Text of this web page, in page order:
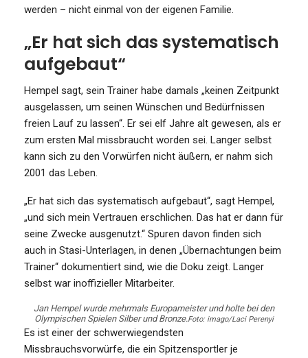
werden – nicht einmal von der eigenen Familie.
„Er hat sich das systematisch
aufgebaut“
Hempel sagt, sein Trainer habe damals „keinen Zeitpunkt
ausgelassen, um seinen Wünschen und Bedürfnissen
freien Lauf zu lassen“. Er sei elf Jahre alt gewesen, als er
zum ersten Mal missbraucht worden sei. Langer selbst
kann sich zu den Vorwürfen nicht äußern, er nahm sich
2001 das Leben.
„Er hat sich das systematisch aufgebaut“, sagt Hempel,
„und sich mein Vertrauen erschlichen. Das hat er dann für
seine Zwecke ausgenutzt.“ Spuren davon finden sich
auch in Stasi-Unterlagen, in denen „Übernachtungen beim
Trainer“ dokumentiert sind, wie die Doku zeigt. Langer
selbst war inoffizieller Mitarbeiter.
Jan Hempel wurde mehrmals Europameister und holte bei den
Olympischen Spielen Silber und Bronze.Foto: imago/Laci Perenyi
Es ist einer der schwerwiegendsten
Missbrauchsvorwürfe, die ein Spitzensportler je